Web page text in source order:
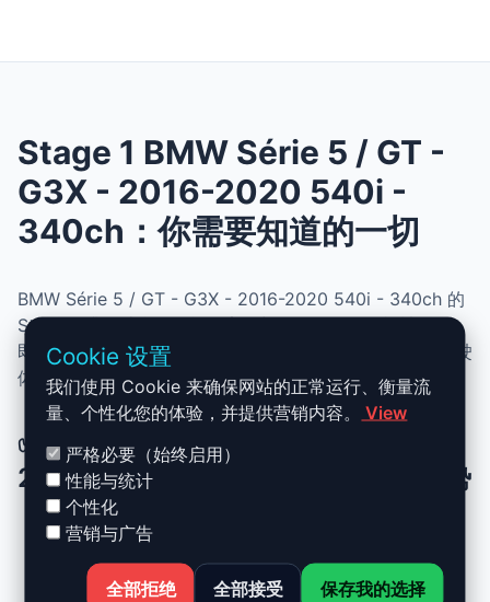
Stage 1 BMW Série 5 / GT -
G3X - 2016-2020 540i -
340ch：你需要知道的一切
BMW Série 5 / GT - G3X - 2016-2020 540i - 340ch 的
Stage 1 升级结合了性能、安全与简便性。无需机械改动，
即可提升动力、扭矩并优化油耗。非常适合追求更灵敏驾驶
体验且希望保持原厂可靠性的车主。
✅ BMW Série 5 / GT - G3X - 2016-
2020 540i - 340ch Stage 1 升级优势
动力提升高达 +30%，扭矩提升 +25%
正常驾驶下优化油耗
Cookie 设置
我们使用 Cookie 来确保网站的正常运行、衡量流
量、个性化您的体验，并提供营销内容。
View
严格必要（始终启用）
性能与统计
个性化
营销与广告
全部拒绝 全部接受 保存我的选择